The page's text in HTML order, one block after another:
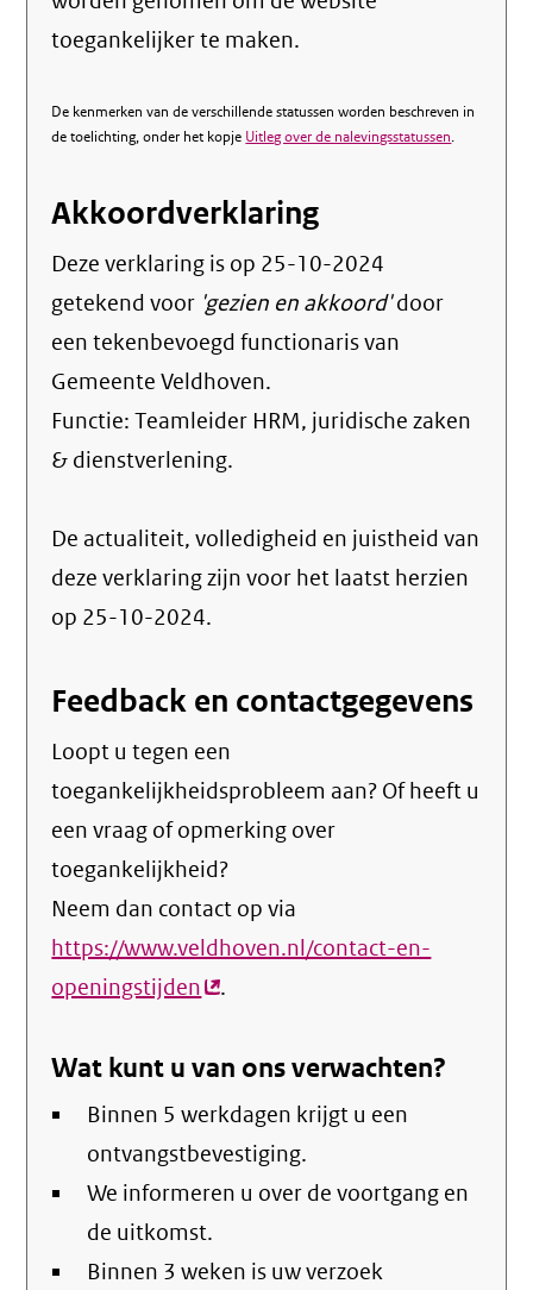
toegankelijker te maken.
De kenmerken van de verschillende statussen worden beschreven in
de toelichting, onder het kopje Uitleg over de nalevingsstatussen.
Akkoordverklaring
Deze verklaring is op 25-10-2024
getekend voor 'gezien en akkoord'door
een tekenbevoegd functionaris van
Gemeente Veldhoven.
Functie:Teamleider HRM, juridische zaken
& dienstverlening.
De actualiteit, volledigheid en juistheid van
deze verklaring zijn voor het laatst herzien
op 25-10-2024.
Feedback en contactgegevens
Loopt u tegen een
toegankelijkheidsprobleem aan? Of heeft u
een vraag of opmerking over
toegankelijkheid?
Neem dan contact op via
https://www.veldhoven.nl/contact-en-
openingstijden(externe
.
Wat kunt u van ons verwachten?
Binnen 5 werkdagen krijgt u een
ontvangstbevestiging.
We informeren u over de voortgang en
de uitkomst.
Binnen 3 weken is uw verzoek